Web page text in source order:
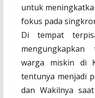
untuk
fokus pada
Di tempat
warga miskin di
tentunya menjadi
dan Wakilnya